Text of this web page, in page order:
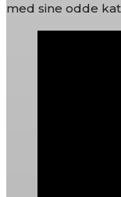
med sine odde